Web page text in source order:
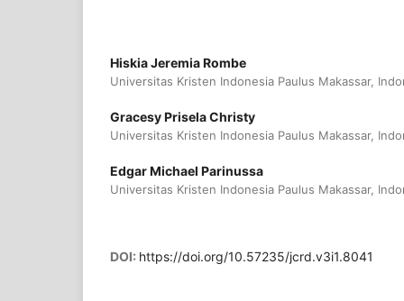
Hiskia Jeremia Rombe
Universitas Kristen Indonesia Paulus Makassar,
Gracesy Prisela Christy
Universitas Kristen Indonesia Paulus Makassar,
Edgar Michael Parinussa
Universitas Kristen Indonesia Paulus Makassar,
DOI: https://doi.org/10.57235/jcrd.v3i1.8041